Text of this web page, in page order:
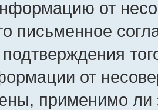
от
письменное
подтверждения
от
применимо ли